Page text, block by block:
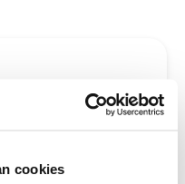
cookies
van je
tinten om je kleur